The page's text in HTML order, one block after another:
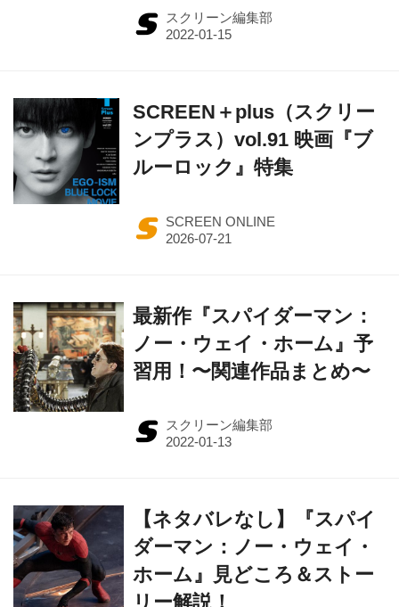
スクリーン編集部
SCREEN＋plus（スクリー
ンプラス）vol.91 映画『ブ
ルーロック』特集
SCREEN ONLINE
最新作『スパイダーマン：
ノー・ウェイ・ホーム』予
習用！〜関連作品まとめ〜
スクリーン編集部
【ネタバレなし】『スパイ
ダーマン：ノー・ウェイ・
ホーム』見どころ＆ストー
リー解説！